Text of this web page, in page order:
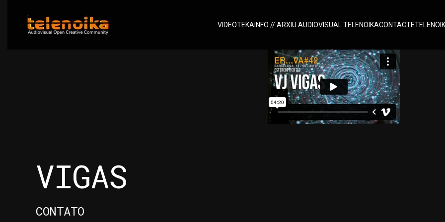
Ir al contenido principal VIDEOTEKA INFO // ARXIU AUDIOVISUAL TELENOIKACONTACTE
VIGAS
CONTATO